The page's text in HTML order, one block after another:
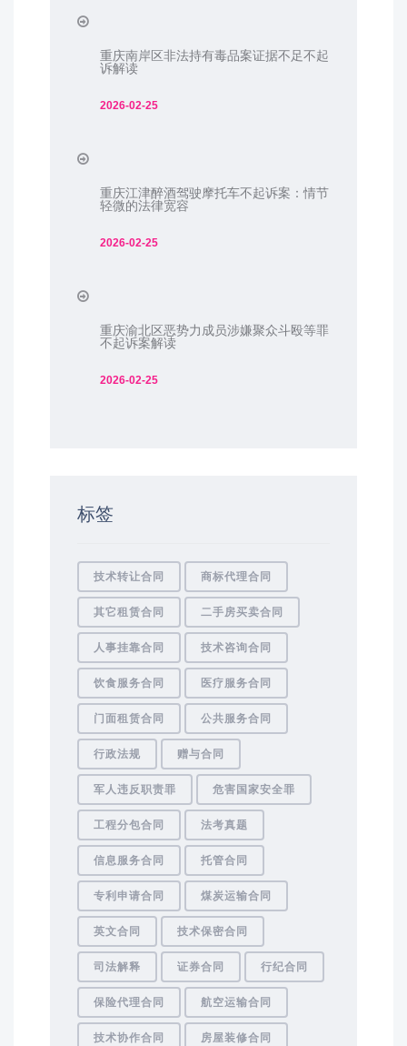
重庆南岸区非法持有毒品案证据不足不起
诉解读
2026-02-25
重庆江津醉酒驾驶摩托车不起诉案：情节
轻微的法律宽容
2026-02-25
重庆渝北区恶势力成员涉嫌聚众斗殴等罪
不起诉案解读
2026-02-25
标签
技术转让合同 商标代理合同
其它租赁合同 二手房买卖合同
人事挂靠合同 技术咨询合同
饮食服务合同 医疗服务合同
门面租赁合同 公共服务合同
行政法规 赠与合同
军人违反职责罪 危害国家安全罪
工程分包合同 法考真题
信息服务合同 托管合同
专利申请合同 煤炭运输合同
英文合同 技术保密合同
司法解释 证券合同 行纪合同
保险代理合同 航空运输合同
技术协作合同 房屋装修合同